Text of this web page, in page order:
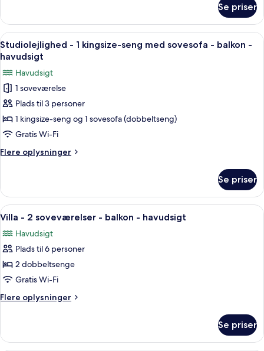
-
balkon
-
havudsigt
-
kingsize-
seng
sovesofa
balkon
-
havudsigt
Se priser
Indlæs
alle
billeder
af
Studiolejlighed
-
1
kingsize-
seng
med
-
balkon
-
havudsigt
Et moderne hotelværelse med
8
Studiolejlighed - 1 kingsize-seng med sovesofa - balkon -
havudsigt
Havudsigt
1 soveværelse
Plads til 3 personer
1 kingsize-seng og 1 sovesofa (dobbeltseng)
Gratis Wi-Fi
Flere oplysninger
Flere
-
kingsize-
med
sovesofa
balkon
-
Se priser
Indlæs
alle
billeder
af
Villa
-
2
soveværelser
balkon
Et hotelværelse med en stor seng,
16
Villa - 2 soveværelser - balkon - havudsigt
Havudsigt
Plads til 6 personer
2 dobbeltsenge
Gratis Wi-Fi
Flere oplysninger
Flere
-
Se priser